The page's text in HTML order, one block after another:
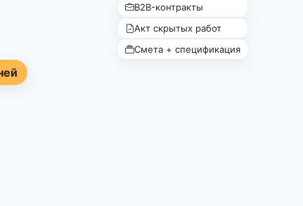
B2B-контракты
Акт скрытых работ
Смета + спецификация